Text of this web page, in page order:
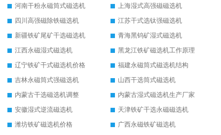
河南干粉永磁筒式磁选机
上海湿式高强磁磁选机
四川高强磁除铁磁选机
江苏干式选钛强磁选机
新疆铁矿尾矿干选磁选机
青海黑钨矿湿式磁选机
江西永磁湿式磁选机
黑龙江铁矿磁选机工作原理
辽宁铁矿干式磁选机价格
福建永磁筒式磁选机结构
吉林永磁筒式强磁选机
山西干选筒式磁选机
内蒙古干选磁选机调整
内蒙古湿式磁选机生产厂家
安徽湿式逆流磁选机
天津铁矿干选永磁磁选机
潍坊铁矿磁选机价格
广西永磁铁矿磁选机